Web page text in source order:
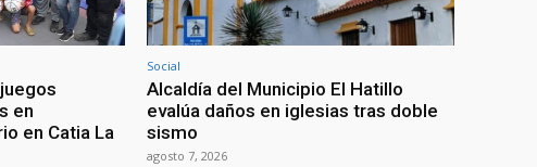
en
en Catia La
Social
Alcaldía del Municipio El Hatillo
evalúa daños en iglesias tras doble
sismo
agosto 7, 2026